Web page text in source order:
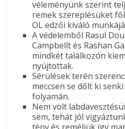
véleményünk szerint
remek szereplésüket
OL edzői kiváló
A védelemből Rasul
Campbellt és Rashan
mindkét találkozón
nyújtottak.
Sérülések terén
meccsen se dőlt ki
folyamán.
Nem volt
sem, tehát jól